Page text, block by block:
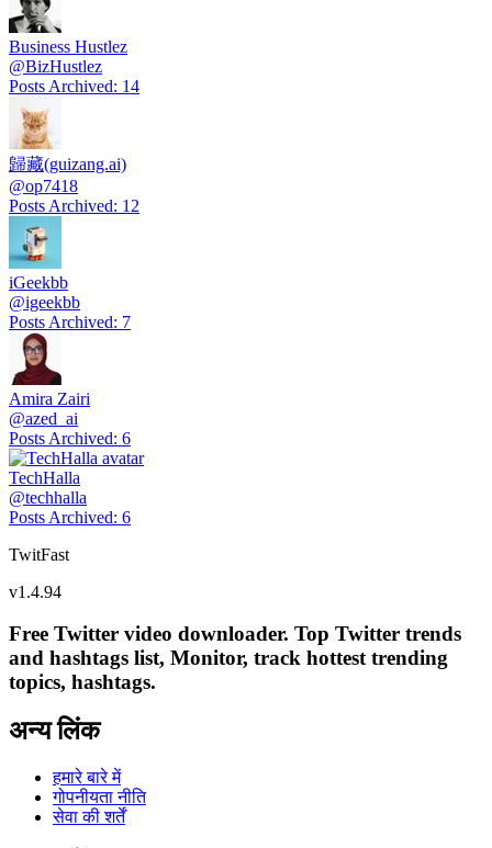
Business Hustlez
@BizHustlez
Posts Archived: 14
歸藏(guizang.ai)
@op7418
Posts Archived: 12
iGeekbb
@igeekbb
Posts Archived: 7
Amira Zairi
@azed_ai
Posts Archived: 6
TechHalla
@techhalla
Posts Archived: 6
TwitFast
v1.4.94
Free Twitter video downloader. Top Twitter trends
and hashtags list, Monitor, track hottest trending
topics, hashtags.
अन्य लिंक
हमारे बारे में
गोपनीयता नीति
सेवा की शर्तें